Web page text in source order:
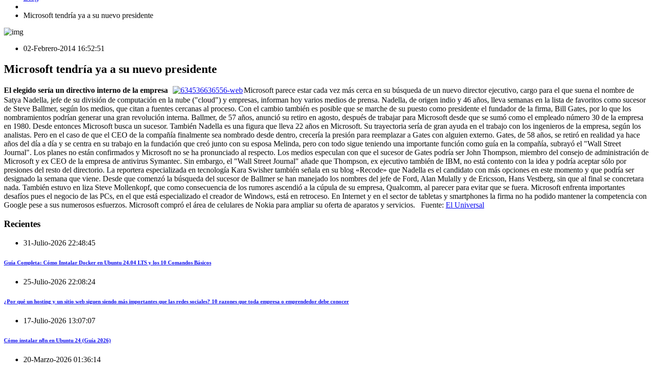
Microsoft tendría ya a su nuevo presidente
02-Febrero-2014 16:52:51
Microsoft tendría ya a su nuevo presidente
El elegido sería un directivo interno de la empresa
Microsoft parece estar cada vez más cerca en su búsqueda de un nuevo director ejecutivo, cargo para el que suena el nombre de
Satya Nadella, jefe de su división de computación en la nube ("cloud") y empresas, informan hoy varios medios de prensa. Nadella, de origen indio y 46 años, lleva semanas en la lista de favoritos como sucesor
de Steve Ballmer, según los medios, que citan a fuentes cercanas al proceso. Con el cambio también es posible que se marche de su puesto como presidente el fundador de la firma, Bill Gates, por lo que los
nombramientos podrían generar una gran revolución interna. Ballmer, de 57 años, anunció su retiro en agosto, después de trabajar para Microsoft desde que se sumó como el empleado número 30 de la empresa
en 1980. Desde entonces Microsoft busca un sucesor. También Nadella es una figura que lleva 22 años en Microsoft. Su trayectoria sería de gran ayuda en el trabajo con los ingenieros de la empresa, según los
analistas. Pero en el caso de que el CEO de la compañía finalmente sea nombrado desde dentro, crecería la presión para reemplazar a Gates con alguien externo. Gates, de 58 años, se retiró en realidad ya hace
años del día a día y se centra en su trabajo en la fundación que creó junto con su esposa Melinda, pero con todo sigue teniendo una importante función como guía en la compañía, subrayó el "Wall Street
Journal". Los planes no están confirmados y Microsoft no se ha pronunciado al respecto. Los medios especulan con que el sucesor de Gates podría ser John Thompson, miembro del consejo de administración de
Microsoft y ex CEO de la empresa de antivirus Symantec. Sin embargo, el "Wall Street Journal" añade que Thompson, ex ejecutivo también de IBM, no está contento con la idea y podría aceptar sólo por
presiones del resto del directorio. La reportera especializada en tecnología Kara Swisher también señala en su blog «Recode» que Nadella es el candidato con más opciones en este momento y que podría ser
designado la semana que viene. Desde que comenzó la búsqueda del sucesor de Ballmer se han manejado los nombres del jefe de Ford, Alan Mulally y de Ericsson, Hans Vestberg, sin que al final se concretara
nada. También estuvo en liza Steve Mollenkopf, que como consecuencia de los rumores ascendió a la cúpula de su empresa, Qualcomm, al parecer para evitar que se fuera. Microsoft enfrenta importantes
desafíos pues el negocio de las PCs, en el que está especializado el creador de Windows, está en retroceso. En Internet y en el sector de tabletas y smartphones la firma no ha podido mantener la competencia con
Google pese a sus numerosos esfuerzos. Microsoft compró el área de celulares de Nokia para ampliar su oferta de aparatos y servicios. Fuente: El Universal
Recientes
31-Julio-2026 22:48:45
Guía Completa: Cómo Instalar Docker en Ubuntu 24.04 LTS y los 10 Comandos Básicos
25-Julio-2026 22:08:24
¿Por qué un hosting y un sitio web siguen siendo más importantes que las redes sociales? 10 razones que toda empresa o emprendedor debe conocer
17-Julio-2026 13:07:07
Cómo instalar n8n en Ubuntu 24 (Guía 2026)
20-Marzo-2026 01:36:14